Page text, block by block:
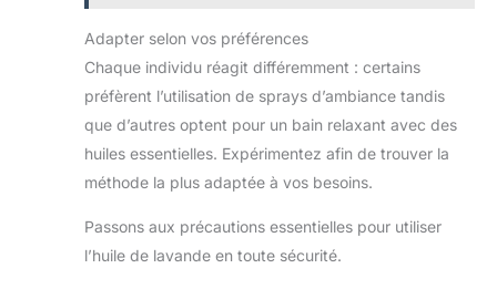
Adapter selon vos préférences
Chaque individu réagit différemment : certains
préfèrent l’utilisation de sprays d’ambiance tandis
que d’autres optent pour un bain relaxant avec des
huiles essentielles. Expérimentez afin de trouver la
méthode la plus adaptée à vos besoins.
Passons aux précautions essentielles pour utiliser
l’huile de lavande en toute sécurité.